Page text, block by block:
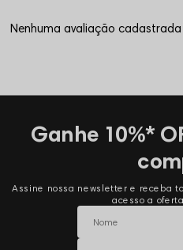
Nenhuma avaliação
Ganhe 10%*
Assine nossa newsletter e receba
acesso a